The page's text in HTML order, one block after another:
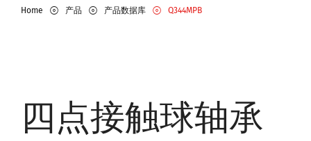
Home 产品 产品数据库 Q344MPB
四点接触球轴承